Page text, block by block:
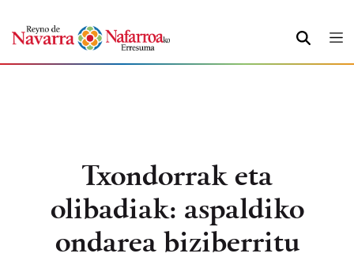
BILATU
Txondorrak eta
olibadiak: aspaldiko
ondarea biziberritu